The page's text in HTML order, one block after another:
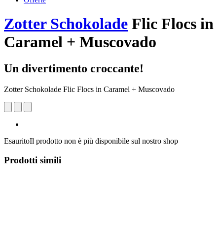
Zotter Schokolade Flic Flocs in
Caramel + Muscovado
Un divertimento croccante!
Zotter Schokolade Flic Flocs in Caramel + Muscovado
EsauritoIl prodotto non è più disponibile sul nostro shop
Prodotti simili